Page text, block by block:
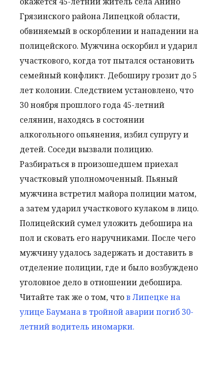
Грязинского района Липецкой области,
обвиняемый в оскорблении и нападении на
полицейского. Мужчина оскорбил и ударил
участкового, когда тот пытался остановить
семейный конфликт. Дебоширу грозит до 5
лет колонии. Следствием установлено, что
30 ноября прошлого года 45-летний
селянин, находясь в состоянии
алкогольного опьянения, избил супругу и
детей. Соседи вызвали полицию.
Разбираться в произошедшем приехал
участковый уполномоченный. Пьяный
мужчина встретил майора полиции матом,
а затем ударил участкового кулаком в лицо.
Полицейский сумел уложить дебошира на
пол и сковать его наручниками. После чего
мужчину удалось задержать и доставить в
отделение полиции, где и было возбуждено
уголовное дело в отношении дебошира.
Читайте так же о том, чтов Липецке на
улице Баумана в тройной аварии погиб 30-
летний водитель иномарки.